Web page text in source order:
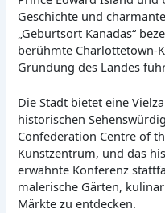
Geschichte und
„Geburtsort Kanadas“
berühmte Charlottetown-
Gründung des Landes
Die Stadt bietet eine
historischen
Confederation Centre of
Kunstzentrum, und das
erwähnte Konferenz
malerische Gärten,
Märkte zu entdecken.